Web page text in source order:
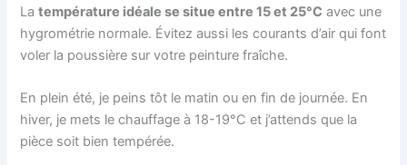
Latempérature idéale se situe entre 15 et 25°C avec une
hygrométrie normale. Évitez aussi les courants d’air qui font
voler la poussière sur votre peinture fraîche.
En plein été, je peins tôt le matin ou en fin de journée. En
hiver, je mets le chauffage à 18-19°C et j’attends que la
pièce soit bien tempérée.